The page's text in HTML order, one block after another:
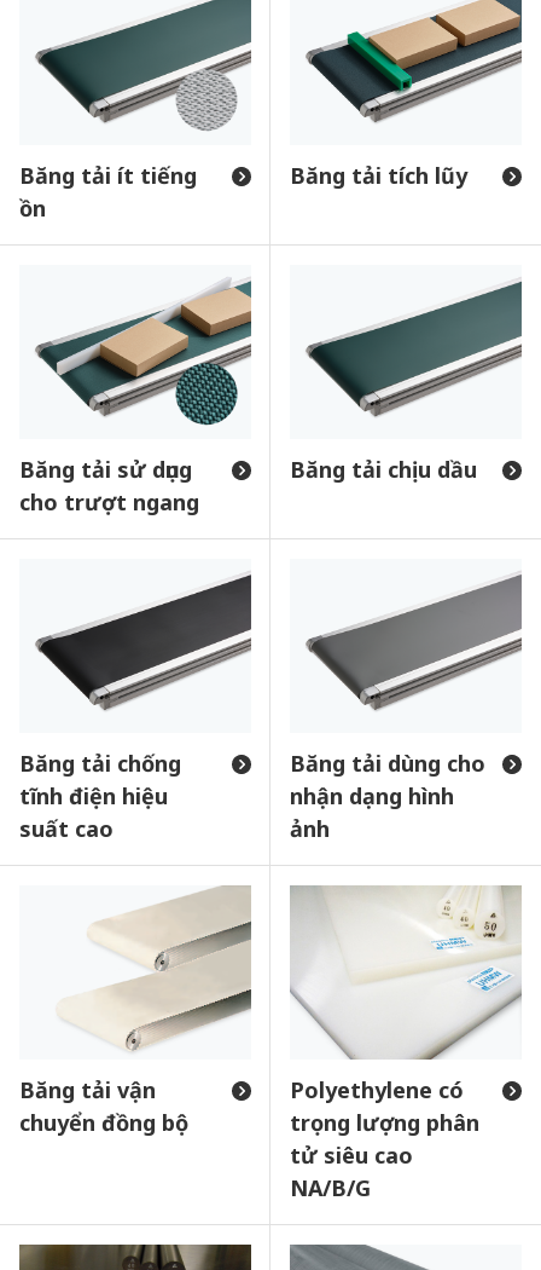
Băng tải ít tiếng
ồn
Băng tải tích lũy
Băng tải sử dụng
cho trượt ngang
Băng tải chịu dầu
Băng tải chống
tĩnh điện hiệu
suất cao
Băng tải dùng cho
nhận dạng hình
ảnh
Băng tải vận
chuyển đồng bộ
Polyethylene có
trọng lượng phân
tử siêu cao
NA/B/G